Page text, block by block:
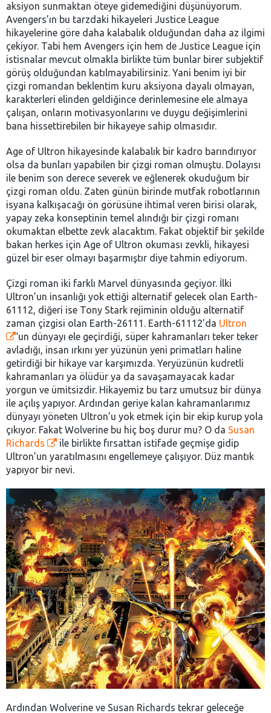
aksiyon sunmaktan öteye gidemediğini düşünüyorum.
Avengers’ın bu tarzdaki hikayeleri Justice League
hikayelerine göre daha kalabalık olduğundan daha az ilgimi
çekiyor. Tabi hem Avengers için hem de Justice League için
istisnalar mevcut olmakla birlikte tüm bunlar birer subjektif
görüş olduğundan katılmayabilirsiniz. Yani benim iyi bir
çizgi romandan beklentim kuru aksiyona dayalı olmayan,
karakterleri elinden geldiğince derinlemesine ele almaya
çalışan, onların motivasyonlarını ve duygu değişimlerini
bana hissettirebilen bir hikayeye sahip olmasıdır.
Age of Ultron hikayesinde kalabalık bir kadro barındırıyor
olsa da bunları yapabilen bir çizgi roman olmuştu. Dolayısı
ile benim son derece severek ve eğlenerek okuduğum bir
çizgi roman oldu. Zaten günün birinde mutfak robotlarının
isyana kalkışacağı ön görüsüne ihtimal veren birisi olarak,
yapay zeka konseptinin temel alındığı bir çizgi romanı
okumaktan elbette zevk alacaktım. Fakat objektif bir şekilde
bakan herkes için Age of Ultron okuması zevkli, hikayesi
güzel bir eser olmayı başarmıştır diye tahmin ediyorum.
Çizgi roman iki farklı Marvel dünyasında geçiyor. İlki
Ultron’un insanlığı yok ettiği alternatif gelecek olan Earth-
61112, diğeri ise Tony Stark rejiminin olduğu alternatif
zaman çizgisi olan Earth-26111. Earth-61112’da Ultron
‘un dünyayı ele geçirdiği, süper kahramanları teker teker
avladığı, insan ırkını yer yüzünün yeni primatları haline
getirdiği bir hikaye var karşımızda. Yeryüzünün kudretli
kahramanları ya ölüdür ya da savaşamayacak kadar
yorgun ve ümitsizdir. Hikayemiz bu tarz umutsuz bir dünya
ile açılış yapıyor. Ardından geriye kalan kahramanlarımız
dünyayı yöneten Ultron’u yok etmek için bir ekip kurup yola
çıkıyor. Fakat Wolverine bu hiç boş durur mu? O da Susan
Richards
ile birlikte fırsattan istifade geçmişe gidip
Ultron’un yaratılmasını engellemeye çalışıyor. Düz mantık
yapıyor bir nevi.
Ardından Wolverine ve Susan Richards tekrar geleceğe